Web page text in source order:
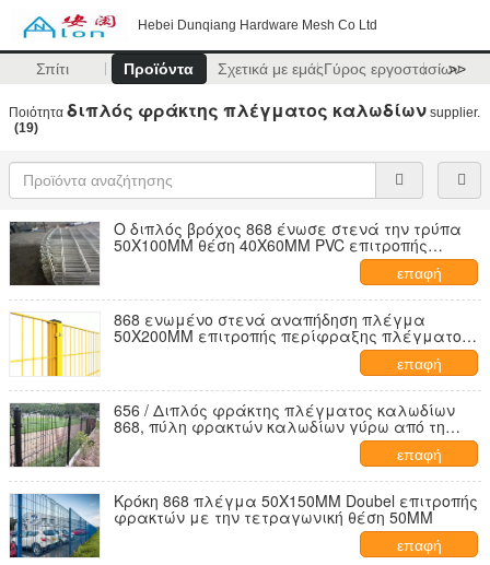
Hebei Dunqiang Hardware Mesh Co Ltd
Σπίτι Προϊόντα Σχετικά με εμάςΓύρος εργοστασίων
>>
Ποιότητα διπλός φράκτης πλέγματος καλωδίων supplier.
(19)
Ο διπλός βρόχος 868 ένωσε στενά την τρύπα
50X100MM θέση 40X60MM PVC επιτροπής
πλέγματος καλωδίων Χ που ντύθηκε
επαφή
868 ενωμένο στενά αναπήδηση πλέγμα
50X200MM επιτροπής περίφραξης πλέγματος
επαφή
656 / Διπλός φράκτης πλέγματος καλωδίων
868, πύλη φρακτών καλωδίων γύρω από τη
επαφή
Κρόκη 868 πλέγμα 50X150MM Doubel επιτροπής
φρακτών με την τετραγωνική θέση 50MM
επαφή